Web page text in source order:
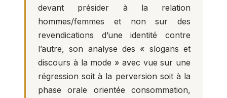
devant présider à la relation
hommes/femmes et non sur des
revendications d’une identité contre
l’autre, son analyse des « slogans et
discours à la mode » avec vue sur une
régression soit à la perversion soit à la
phase orale orientée consommation,